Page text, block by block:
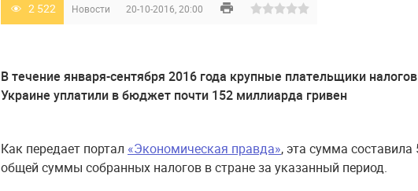
2 522 Новости 20-10-2016, 20:00
В течение января-сентября 2016 года крупные плательщики
Украине уплатили в бюджет почти 152 миллиарда гривен
Как передает портал «Экономическая правда», эта сумма составила
общей суммы собранных налогов в стране за указанный период.